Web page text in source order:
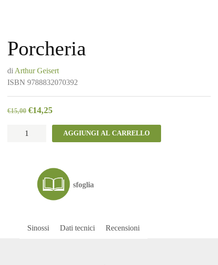
Porcheria
di Arthur Geisert
ISBN 9788832070392
€15,00 €14,25
Porcheria
AGGIUNGI AL CARRELLO
sfoglia
Sinossi Dati tecnici Recensioni